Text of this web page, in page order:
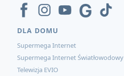
DLA DOMU
Supermega Internet
Supermega Internet Światłowodowy
Telewizja EVIO